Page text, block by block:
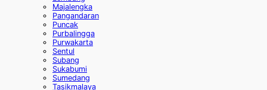
Majalengka
Pangandaran
Puncak
Purbalingga
Purwakarta
Sentul
Subang
Sukabumi
Sumedang
Tasikmalaya